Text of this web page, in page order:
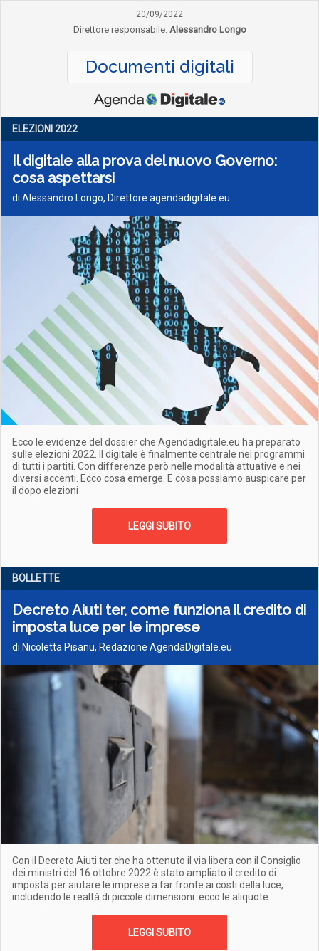
20/09/2022
Direttore responsabile: Alessandro Longo
Documenti digitali
ELEZIONI 2022
Il digitale alla prova del nuovo Governo:
cosa aspettarsi
di Alessandro Longo, Direttore agendadigitale.eu
Ecco le evidenze del dossier che Agendadigitale.eu ha preparato
sulle elezioni 2022. Il digitale è finalmente centrale nei programmi
di tutti i partiti. Con differenze però nelle modalità attuative e nei
diversi accenti. Ecco cosa emerge. E cosa possiamo auspicare per
il dopo elezioni
LEGGI SUBITO
BOLLETTE
Decreto Aiuti ter, come funziona il credito di
imposta luce per le imprese
di Nicoletta Pisanu, Redazione AgendaDigitale.eu
Con il Decreto Aiuti ter che ha ottenuto il via libera con il Consiglio
dei ministri del 16 ottobre 2022 è stato ampliato il credito di
imposta per aiutare le imprese a far fronte ai costi della luce,
includendo le realtà di piccole dimensioni: ecco le aliquote
LEGGI SUBITO